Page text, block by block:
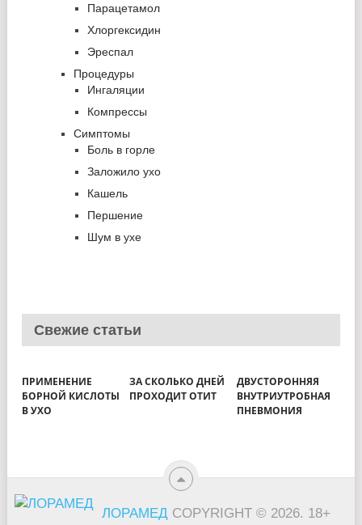
Парацетамол
Хлоргексидин
Эреспал
Процедуры
Ингаляции
Компрессы
Симптомы
Боль в горле
Заложило ухо
Кашель
Першение
Шум в ухе
Свежие статьи
ПРИМЕНЕНИЕ
БОРНОЙ КИСЛОТЫ
В УХО
ЗА СКОЛЬКО ДНЕЙ
ПРОХОДИТ ОТИТ
ДВУСТОРОННЯЯ
ВНУТРИУТРОБНАЯ
ПНЕВМОНИЯ
ЛОРАМЕД COPYRIGHT © 2026. 18+